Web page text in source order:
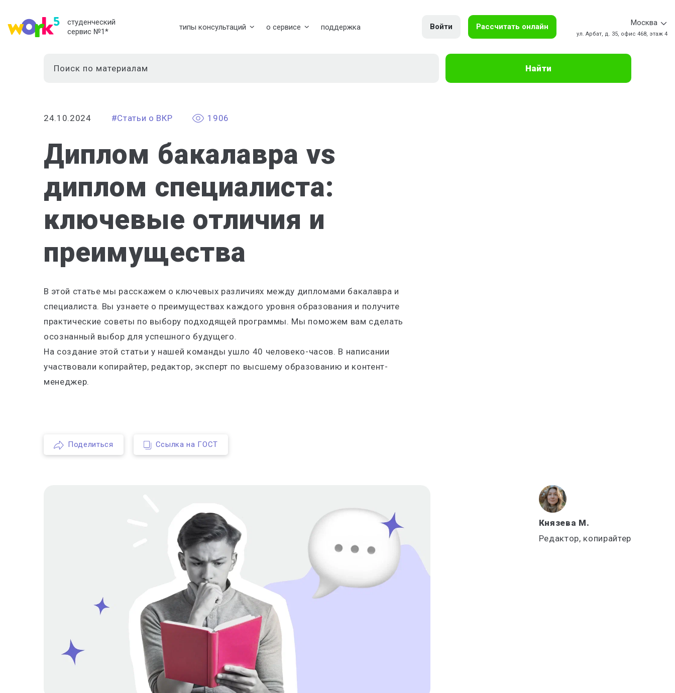
студенческий
сервис №1* типы консультаций о сервисе поддержка Войти Рассчитать онлайн Москва
ул. Арбат, д. 35, офис 468, этаж 4
Найти
24.10.2024 #Статьи о ВКР 1906
Диплом бакалавра vs
диплом специалиста:
ключевые отличия и
преимущества
В этой статье мы расскажем о ключевых различиях между дипломами бакалавра и
специалиста. Вы узнаете о преимуществах каждого уровня образования и получите
практические советы по выбору подходящей программы. Мы поможем вам сделать
осознанный выбор для успешного будущего.
На создание этой статьи у нашей команды ушло 40 человеко-часов. В написании
участвовали копирайтер, редактор, эксперт по высшему образованию и контент-
менеджер.
Поделиться Ссылка на ГОСТ
Князева М.
Редактор, копирайтер